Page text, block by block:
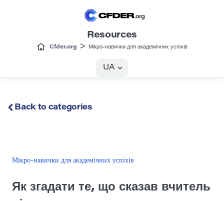
Resources
Cfder.org > Мікро-навички для академічних успіхів
UA
Back to categories
Мікро-навички для академічних успіхів
Як згадати те, що сказав вчитель